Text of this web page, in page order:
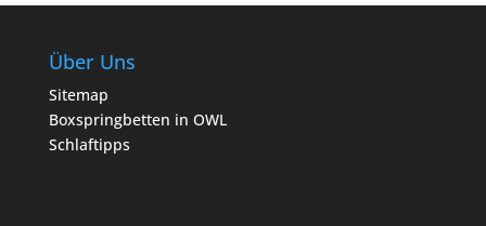
Über Uns
Sitemap
Boxspringbetten in OWL
Schlaftipps